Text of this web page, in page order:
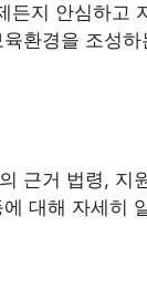
든지 안심하고
환경을 조성하
근거 법령, 지
대해 자세히